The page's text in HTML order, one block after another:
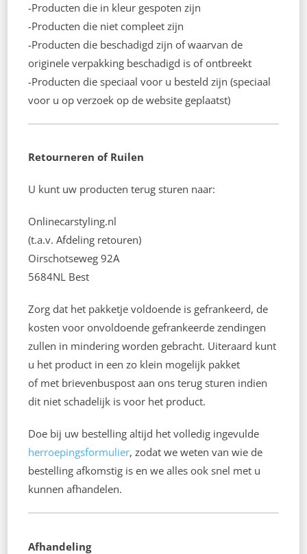
-Producten die in kleur gespoten zijn
-Producten die niet compleet zijn
-Producten die beschadigd zijn of waarvan de
originele verpakking beschadigd is of ontbreekt
-Producten die speciaal voor u besteld zijn (speciaal
voor u op verzoek op de website geplaatst)
Retourneren of Ruilen
U kunt uw producten terug sturen naar:
Onlinecarstyling.nl
(t.a.v. Afdeling retouren)
Oirschotseweg 92A
5684NL Best
Zorg dat het pakketje voldoende is gefrankeerd, de
kosten voor onvoldoende gefrankeerde zendingen
zullen in mindering worden gebracht. Uiteraard kunt
u het product in een zo klein mogelijk pakket
of met brievenbuspost aan ons terug sturen indien
dit niet schadelijk is voor het product.
Doe bij uw bestelling altijd het volledig ingevulde
herroepingsformulier, zodat we weten van wie de
bestelling afkomstig is en we alles ook snel met u
kunnen afhandelen.
Afhandeling